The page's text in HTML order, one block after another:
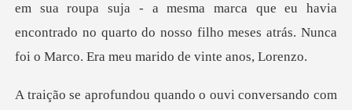
a - a mesma marca que eu havia
encontrado no quarto do nosso filho m